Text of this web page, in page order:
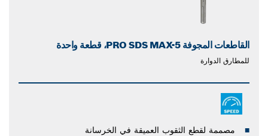
القاطعات المجوفة PRO SDS MAX-5، قطعة واحدة
للمطارق الدوارة
مصممة لقطع الثقوب العميقة في الخرسانة